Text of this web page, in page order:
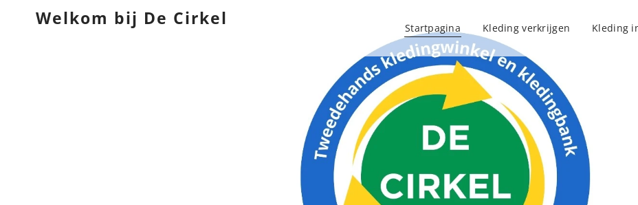
Welkom bij De Cirkel Startpagina Kleding verkrijgen Kleding